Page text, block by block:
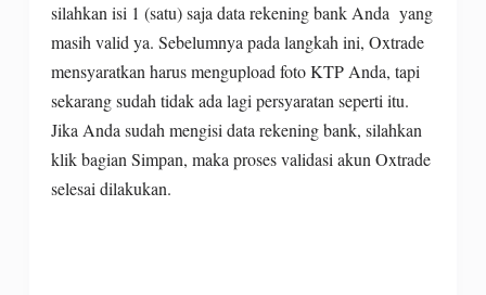
silahkan isi 1 (satu) saja data rekening bank Anda yang
masih valid ya. Sebelumnya pada langkah ini, Oxtrade
mensyaratkan harus mengupload foto KTP Anda, tapi
sekarang sudah tidak ada lagi persyaratan seperti itu.
Jika Anda sudah mengisi data rekening bank, silahkan
klik bagian Simpan, maka proses validasi akun Oxtrade
selesai dilakukan.